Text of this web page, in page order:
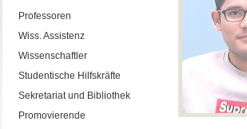
Professoren
Wiss. Assistenz
Wissenschaftler
Studentische Hilfskräfte
Sekretariat und Bibliothek
Promovierende